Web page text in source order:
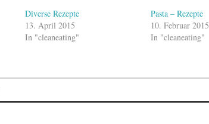
Diverse Rezepte
13. April 2015
In "cleaneating"
Pasta – Rezepte
10. Februar 2015
In "cleaneating"